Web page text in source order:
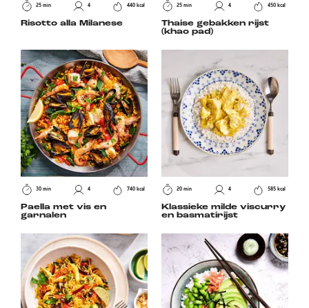
25 min 4 440 kcal
Risotto alla Milanese
25 min 4 450 kcal
Thaise gebakken rijst
(khao pad)
30 min 4 740 kcal
Paella met vis en
garnalen
20 min 4 585 kcal
Klassieke milde viscurry
en basmatirijst